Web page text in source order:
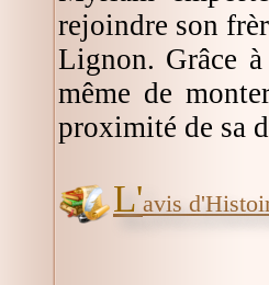
rejoindre son
Lignon. Grâce
même de
proximité de sa
L'avis